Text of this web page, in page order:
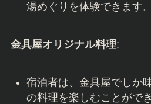
湯めぐりを体験できます。
金具屋オリジナル料理:
宿泊者は、金具屋でしか
の料理を楽しむことがで